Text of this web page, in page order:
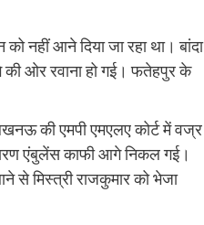
नहीं आने दिया जा रहा था। बांदा
ओर रवाना हो गई। फतेहपुर के
की एमपी एमएलए कोर्ट में वज्र
एंबुलेंस काफी आगे निकल गई।
से मिस्त्री राजकुमार को भेजा